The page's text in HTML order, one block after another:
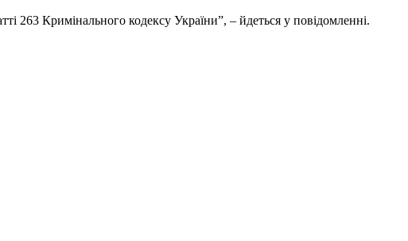
263 Кримінального кодексу України”, – йдеться у повідомленні.